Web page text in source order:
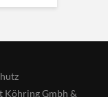
Köhring Gmbh &